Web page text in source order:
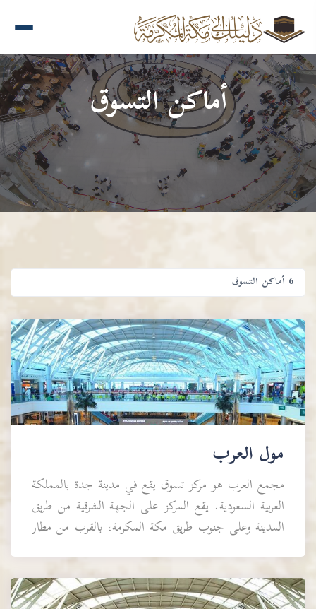
أماكن التسوق
6 أماكن التسوق
مول العرب
مجمع العرب هو مركز تسوق يقع في مدينة جدة بالمملكة
العربية السعودية. يقع المركز على الجهة الشرقية من طريق
المدينة وعلى جنوب طريق مكة المكرمة، بالقرب من مطار